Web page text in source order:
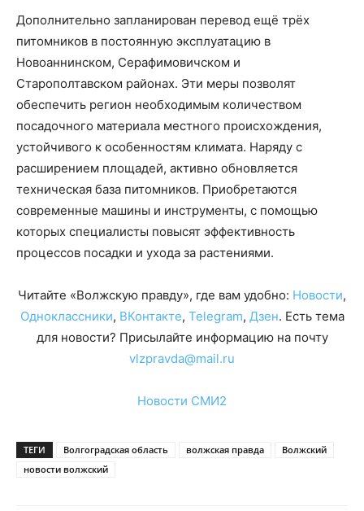
Дополнительно запланирован перевод ещё трёх
питомников в постоянную эксплуатацию в
Новоаннинском, Серафимовичском и
Старополтавском районах. Эти меры позволят
обеспечить регион необходимым количеством
посадочного материала местного происхождения,
устойчивого к особенностям климата. Наряду с
расширением площадей, активно обновляется
техническая база питомников. Приобретаются
современные машины и инструменты, с помощью
которых специалисты повысят эффективность
процессов посадки и ухода за растениями.
Читайте «Волжскую правду», где вам удобно: Новости,
Одноклассники, ВКонтакте, Telegram, Дзен. Есть тема
для новости? Присылайте информацию на почту
vlzpravda@mail.ru
Новости СМИ2
ТЕГИ Волгоградская область волжская правда
Волжский
новости волжский